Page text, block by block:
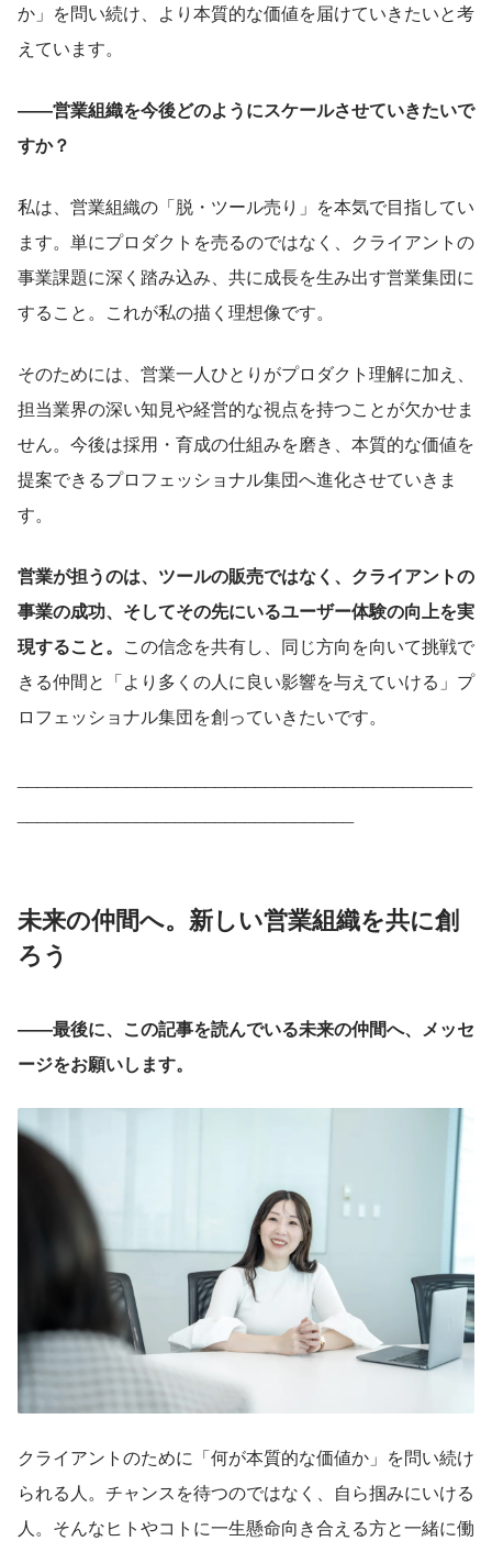
か」を問い続け、より本質的な価値を届けていきたいと考
えています。
――営業組織を今後どのようにスケールさせていきたいで
すか？
私は、営業組織の「脱・ツール売り」を本気で目指してい
ます。単にプロダクトを売るのではなく、クライアントの
事業課題に深く踏み込み、共に成長を生み出す営業集団に
すること。これが私の描く理想像です。
そのためには、営業一人ひとりがプロダクト理解に加え、
担当業界の深い知見や経営的な視点を持つことが欠かせま
せん。今後は採用・育成の仕組みを磨き、本質的な価値を
提案できるプロフェッショナル集団へ進化させていきま
す。
営業が担うのは、ツールの販売ではなく、クライアントの
事業の成功、そしてその先にいるユーザー体験の向上を実
現すること。 この信念を共有し、同じ方向を向いて挑戦で
きる仲間と「より多くの人に良い影響を与えていける」プ
ロフェッショナル集団を創っていきたいです。
未来の仲間へ。新しい営業組織を共に創
ろう
――最後に、この記事を読んでいる未来の仲間へ、メッセ
ージをお願いします。
クライアントのために「何が本質的な価値か」を問い続け
られる人。チャンスを待つのではなく、自ら掴みにいける
人。そんなヒトやコトに一生懸命向き合える方と一緒に働